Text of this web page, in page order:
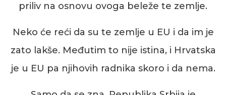
priliv na osnovu ovoga beleže te zemlje.
Neko će reći da su te zemlje u EU i da im je
zato lakše. Međutim to nije istina, i Hrvatska
je u EU pa njihovih radnika skoro i da nema.